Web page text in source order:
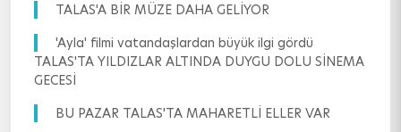
TALAS'A BİR MÜZE DAHA GELİYOR
'Ayla' filmi vatandaşlardan büyük ilgi gördü
TALAS'TA YILDIZLAR ALTINDA DUYGU DOLU SİNEMA
GECESİ
BU PAZAR TALAS'TA MAHARETLİ ELLER VAR